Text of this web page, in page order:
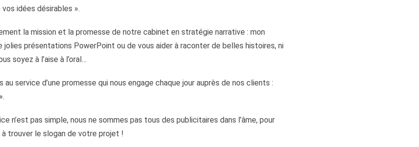
idées désirables ».
la mission et la promesse de notre cabinet en stratégie narrative : mon
jolies présentations PowerPoint ou de vous aider à raconter de belles histoires, ni
soyez à l’aise à l’oral…
service d’une promesse qui nous engage chaque jour auprès de nos clients :
n’est pas simple, nous ne sommes pas tous des publicitaires dans l’âme, pour
trouver le slogan de votre projet !